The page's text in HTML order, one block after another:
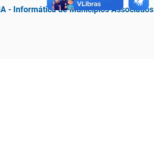
- Informática de Municípios Associados